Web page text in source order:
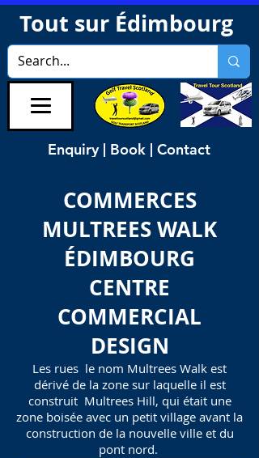
Tout sur Édimbourg
Enquiry | Book | Contact
COMMERCES
MULTREES WALK
ÉDIMBOURG
CENTRE
COMMERCIAL
DESIGN
Les rues le nom Multrees Walk est
dérivé de la zone sur laquelle il est
construit Multrees Hill, qui était une
zone boisée avec un petit village avant la
construction de la nouvelle ville et du
pont nord.